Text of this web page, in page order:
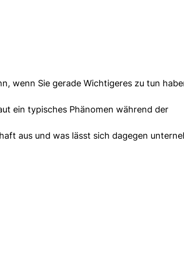
wenn Sie gerade Wichtigeres zu tun
ein typisches Phänomen während der
aus und was lässt sich dagegen